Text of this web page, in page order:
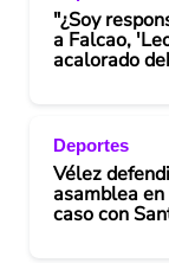
"¿Soy
a Falcao,
acalorado
Deportes
Vélez
asamblea
caso con